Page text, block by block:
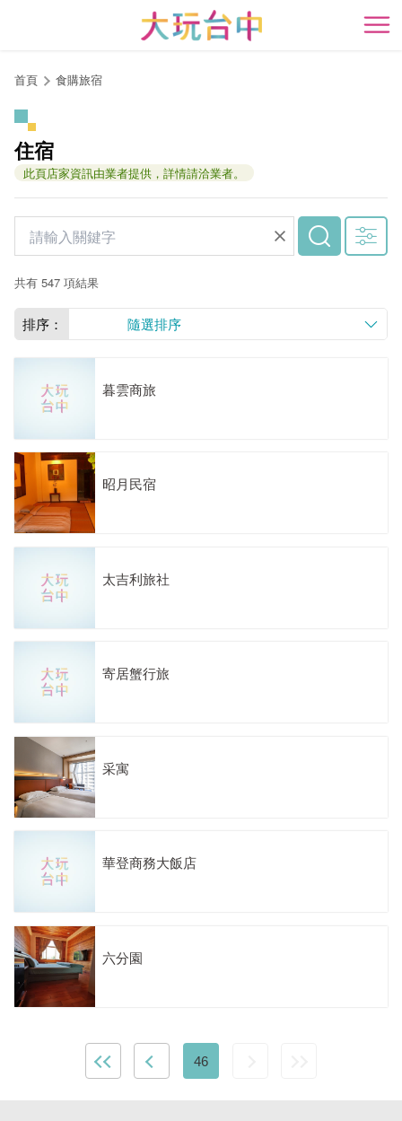
開
首頁 食購旅宿
住宿
此頁店家資訊由業者提供，詳情請洽業者。
共有 547 項結果
排序： 隨選排序
暮雲商旅
昭月民宿
太吉利旅社
寄居蟹行旅
采寓
華登商務大飯店
六分園
46